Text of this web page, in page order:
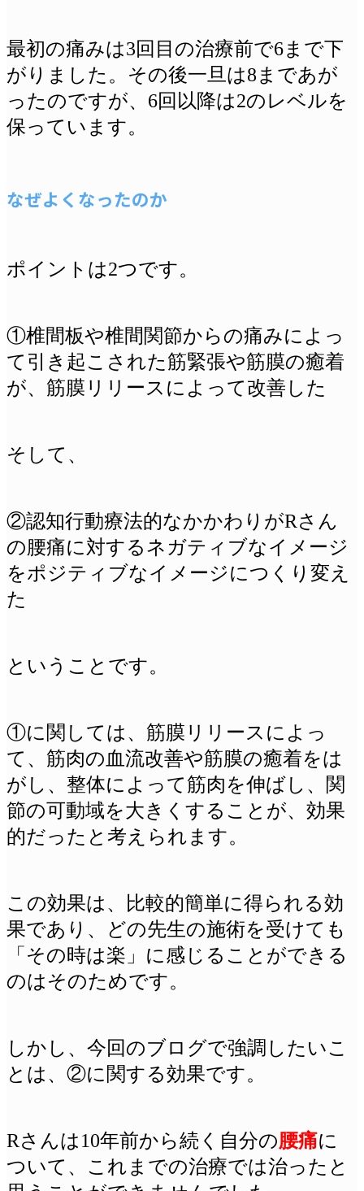
最初の痛みは3回目の治療前で6まで下
がりました。その後一旦は8まであが
ったのですが、6回以降は2のレベルを
保っています。
なぜよくなったのか
ポイントは2つです。
①椎間板や椎間関節からの痛みによっ
て引き起こされた筋緊張や筋膜の癒着
が、 筋膜リリースによって改善した
そして、
②認知行動療法的なかかわりがRさん
の腰痛に対するネガティブなイメージ
をポジティブなイメージにつくり変え
た
ということです。
①に関しては、筋膜リリースによっ
て、筋肉の血流改善や筋膜の癒着をは
がし、 整体によって筋肉を伸ばし、関
節の可動域を大きくすることが、効果
的だったと考えられます。
この効果は、比較的簡単に得られる効
果であり、どの先生の施術を受けても
「その時は楽」に感じることができる
のはそのためです。
しかし、今回のブログで強調したいこ
とは、②に関する効果です。
Rさんは10年前から続く自分の腰痛に
ついて、これまでの治療では治ったと